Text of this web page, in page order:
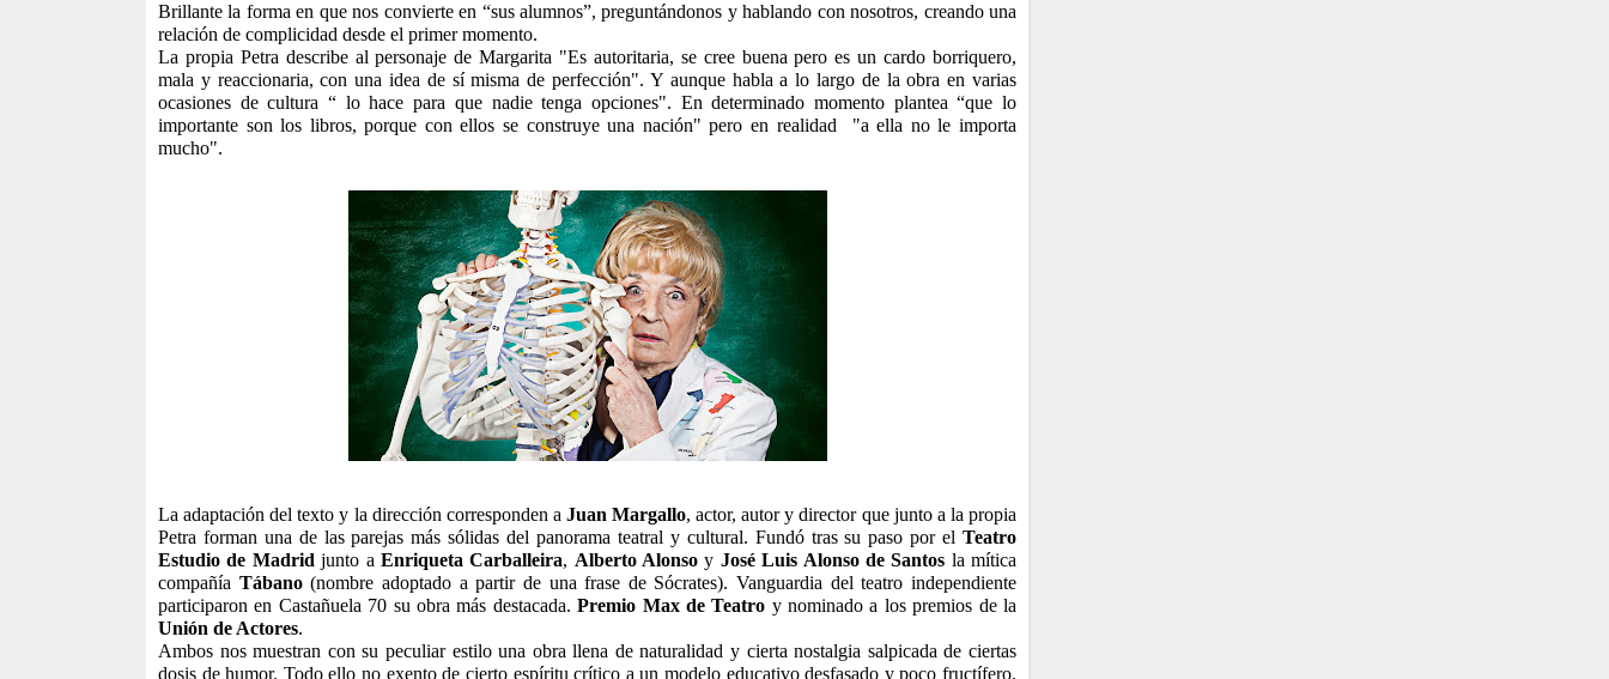
Brillante la forma en que nos convierte en “sus alumnos”, preguntándonos y hablando con nosotros, creando una
relación de complicidad desde el primer momento.
La propia Petra describe al personaje de Margarita "Es autoritaria, se cree buena pero es un cardo borriquero,
mala y reaccionaria, con una idea de sí misma de perfección". Y aunque habla a lo largo de la obra en varias
ocasiones de cultura “ lo hace para que nadie tenga opciones". En determinado momento plantea “que lo
importante son los libros, porque con ellos se construye una nación" pero en realidad
"a ella no le importa
mucho".
La adaptación del texto y la dirección corresponden a Juan Margallo, actor, autor y director que junto a la propia
Petra forman una de las parejas más sólidas del panorama teatral y cultural. Fundó tras su paso por el Teatro
Estudio de Madrid junto a Enriqueta Carballeira, Alberto Alonso y José Luis Alonso de Santos la mítica
compañía Tábano(nombre adoptado a partir de una frase de Sócrates). Vanguardia del teatro independiente
participaron en Castañuela 70 su obra más destacada.Premio Max de Teatro y nominado a los premios de la
Unión de Actores.
Ambos nos muestran con su peculiar estilo una obra llena de naturalidad y cierta nostalgia salpicada de ciertas
dosis de humor. Todo ello no exento de cierto espíritu crítico a un modelo educativo desfasado y poco fructífero.